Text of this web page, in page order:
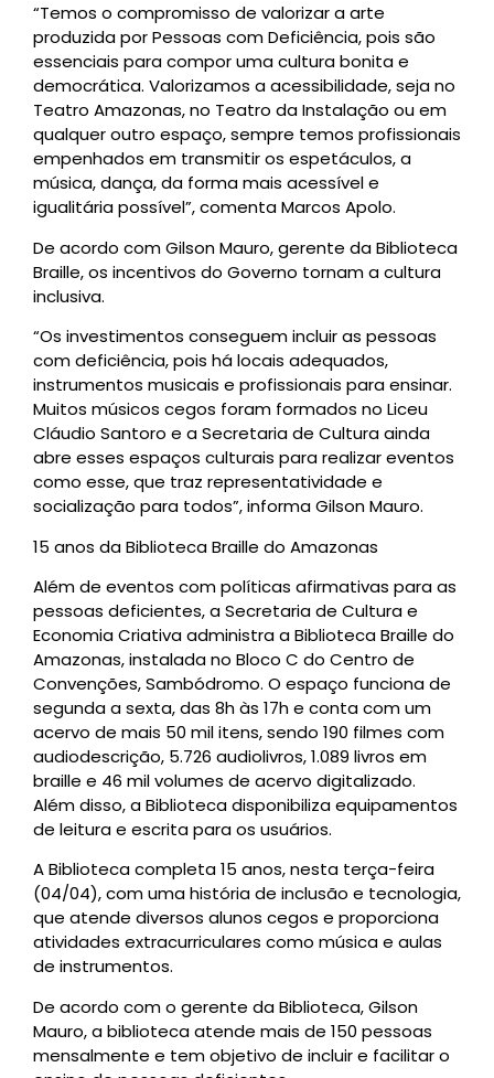
“Temos o compromisso de valorizar a arte
produzida por Pessoas com Deficiência, pois são
essenciais para compor uma cultura bonita e
democrática. Valorizamos a acessibilidade, seja no
Teatro Amazonas, no Teatro da Instalação ou em
qualquer outro espaço, sempre temos profissionais
empenhados em transmitir os espetáculos, a
música, dança, da forma mais acessível e
igualitária possível”, comenta Marcos Apolo.
De acordo com Gilson Mauro, gerente da Biblioteca
Braille, os incentivos do Governo tornam a cultura
inclusiva.
“Os investimentos conseguem incluir as pessoas
com deficiência, pois há locais adequados,
instrumentos musicais e profissionais para ensinar.
Muitos músicos cegos foram formados no Liceu
Cláudio Santoro e a Secretaria de Cultura ainda
abre esses espaços culturais para realizar eventos
como esse, que traz representatividade e
socialização para todos”, informa Gilson Mauro.
15 anos da Biblioteca Braille do Amazonas
Além de eventos com políticas afirmativas para as
pessoas deficientes, a Secretaria de Cultura e
Economia Criativa administra a Biblioteca Braille do
Amazonas, instalada no Bloco C do Centro de
Convenções, Sambódromo. O espaço funciona de
segunda a sexta, das 8h às 17h e conta com um
acervo de mais 50 mil itens, sendo 190 filmes com
audiodescrição, 5.726 audiolivros, 1.089 livros em
braille e 46 mil volumes de acervo digitalizado.
Além disso, a Biblioteca disponibiliza equipamentos
de leitura e escrita para os usuários.
A Biblioteca completa 15 anos, nesta terça-feira
(04/04), com uma história de inclusão e tecnologia,
que atende diversos alunos cegos e proporciona
atividades extracurriculares como música e aulas
de instrumentos.
De acordo com o gerente da Biblioteca, Gilson
Mauro, a biblioteca atende mais de 150 pessoas
mensalmente e tem objetivo de incluir e facilitar o